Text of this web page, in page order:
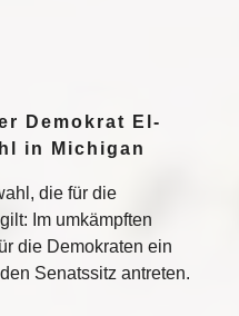
Demokrat El-
in Michigan
die für die
Im umkämpften
die Demokraten ein
Senatssitz antreten.